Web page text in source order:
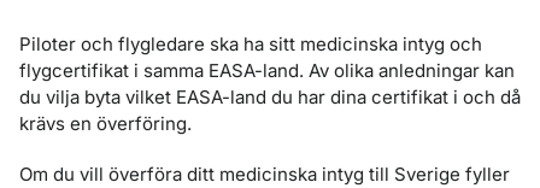
Piloter och flygledare ska ha sitt medicinska intyg och
flygcertifikat i samma EASA-land. Av olika anledningar kan
du vilja byta vilket EASA-land du har dina certifikat i och då
krävs en överföring.
Om du vill överföra ditt medicinska intyg till Sverige fyller